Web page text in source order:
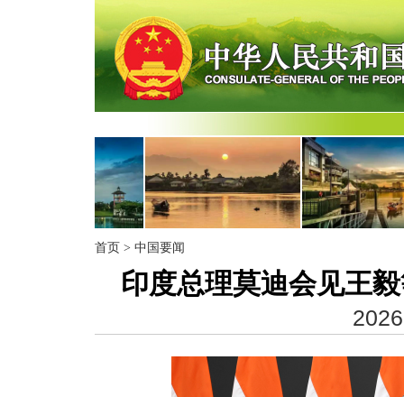
首页 > 中国要闻
印度总理莫迪会见王